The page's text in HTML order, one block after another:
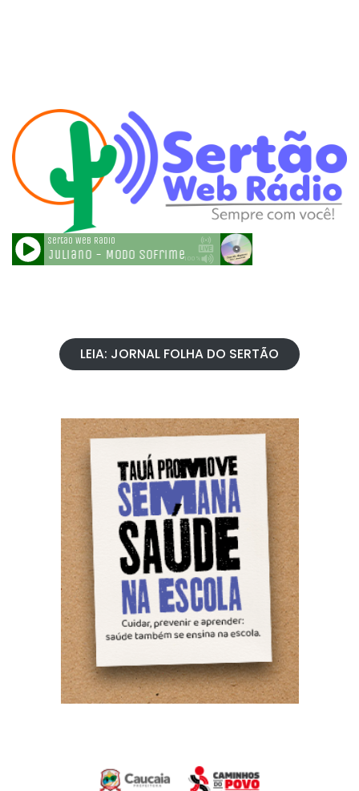
LEIA: JORNAL FOLHA DO SERTÃO